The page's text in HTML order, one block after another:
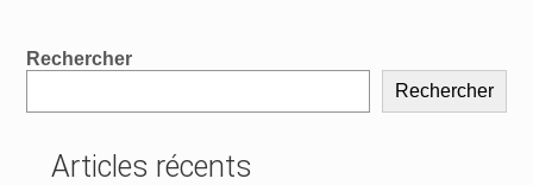
Blog
Rechercher
Rechercher
Articles récents